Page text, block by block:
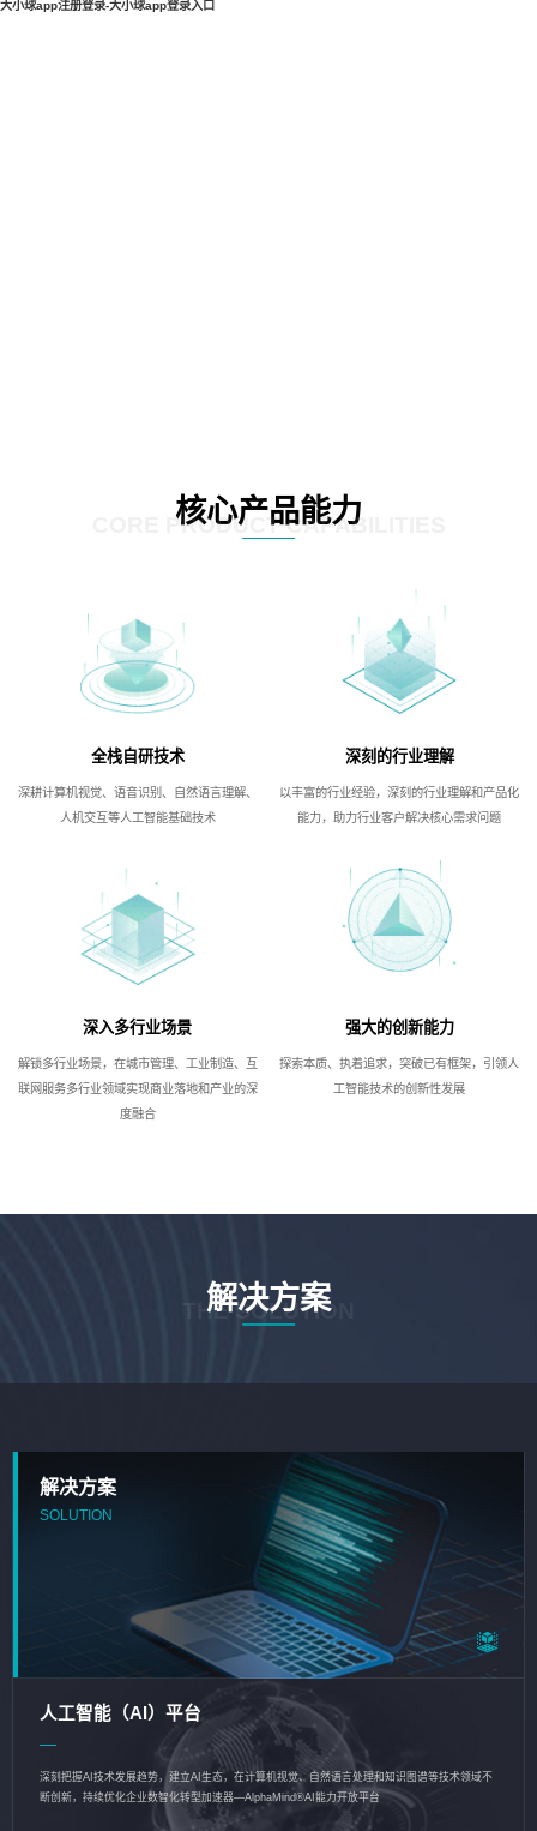
大小球app注册登录-大小球app登录入口
核心产品能力
CORE PRODUCT CAPABILITIES
全栈自研技术
深耕计算机视觉、语音识别、自然语言理解、
人机交互等人工智能基础技术
深刻的行业理解
以丰富的行业经验，深刻的行业理解和产品化
能力，助力行业客户解决核心需求问题
深入多行业场景
解锁多行业场景，在城市管理、工业制造、互
联网服务多行业领域实现商业落地和产业的深
度融合
强大的创新能力
探索本质、执着追求，突破已有框架，引领人
工智能技术的创新性发展
解决方案
THE SOLUTION
解决方案
SOLUTION
人工智能（AI）平台
深刻把握AI技术发展趋势，建立AI生态，在计算机视觉、自然语言处理和知识图谱等技术领域不
断创新，持续优化企业数智化转型加速器—AlphaMind®AI能力开放平台